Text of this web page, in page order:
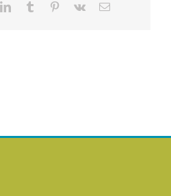
LinkedInTumblr Pinterest
Vk
E-